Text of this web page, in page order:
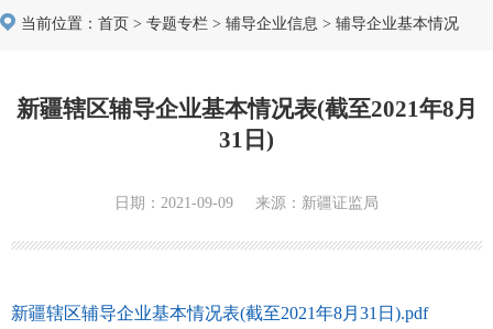
当前位置： 首页 > 专题专栏 > 辅导企业信息 > 辅导企业基本情况
新疆辖区辅导企业基本情况表(截至2021年8月
31日)
日期：2021-09-09 来源：新疆证监局
新疆辖区辅导企业基本情况表(截至2021年8月31日).pdf